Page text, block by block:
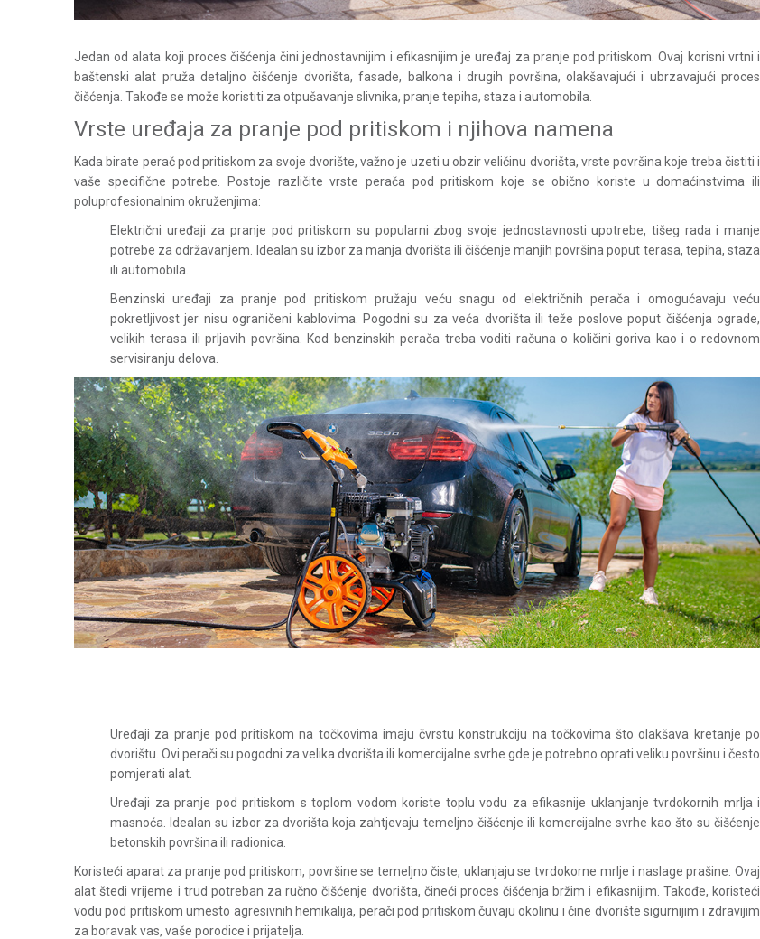
Jedan od alata koji proces čišćenja čini jednostavnijim i efikasnijim jeuređaj za pranje pod pritiskom . Ovaj korisni vrtni i
baštenski alat pruža detaljno čišćenje dvorišta, fasade, balkona i drugih površina, olakšavajući i ubrzavajući proces
čišćenja. Takođe se može koristiti za otpušavanje slivnika, pranje tepiha, staza i automobila.
Vrste uređaja za pranje pod pritiskom i njihova namena
Kada birate perač pod pritiskom za svoje dvorište, važno je uzeti u obzir veličinu dvorišta, vrste površina koje treba čistiti i
vaše specifične potrebe. Postoje različite vrste perača pod pritiskom koje se obično koriste u domaćinstvima ili
poluprofesionalnim okruženjima:
Električni uređaji za pranje pod pritiskom su popularni zbog svoje jednostavnosti upotrebe, tišeg rada i manje
potrebe za održavanjem. Idealan su izbor za manja dvorišta ili čišćenje manjih površina poput terasa, tepiha, staza
ili automobila.
Benzinski uređaji za pranje pod pritiskom pružaju veću snagu od električnih perača i omogućavaju veću
pokretljivost jer nisu ograničeni kablovima. Pogodni su za veća dvorišta ili teže poslove poput čišćenja ograde,
velikih terasa ili prljavih površina. Kod benzinskih perača treba voditi računa o količini goriva kao i o redovnom
servisiranju delova.
Uređaji za pranje pod pritiskom na točkovima imaju čvrstu konstrukciju na točkovima što olakšava kretanje po
dvorištu. Ovi perači su pogodni za velika dvorišta ili komercijalne svrhe gde je potrebno oprati veliku površinu i često
pomjerati alat.
Uređaji za pranje pod pritiskom s toplom vodom koriste toplu vodu za efikasnije uklanjanje tvrdokornih mrlja i
masnoća. Idealan su izbor za dvorišta koja zahtjevaju temeljno čišćenje ili komercijalne svrhe kao što su čišćenje
betonskih površina ili radionica.
Koristeći aparat za pranje pod pritiskom, površine se temeljno čiste, uklanjaju se tvrdokorne mrlje i naslage prašine. Ovaj
alat štedi vrijeme i trud potreban za ručno čišćenje dvorišta, čineći proces čišćenja bržim i efikasnijim. Takođe, koristeći
vodu pod pritiskom umesto agresivnih hemikalija, perači pod pritiskom čuvaju okolinu i čine dvorište sigurnijim i zdravijim
za boravak vas, vaše porodice i prijatelja.